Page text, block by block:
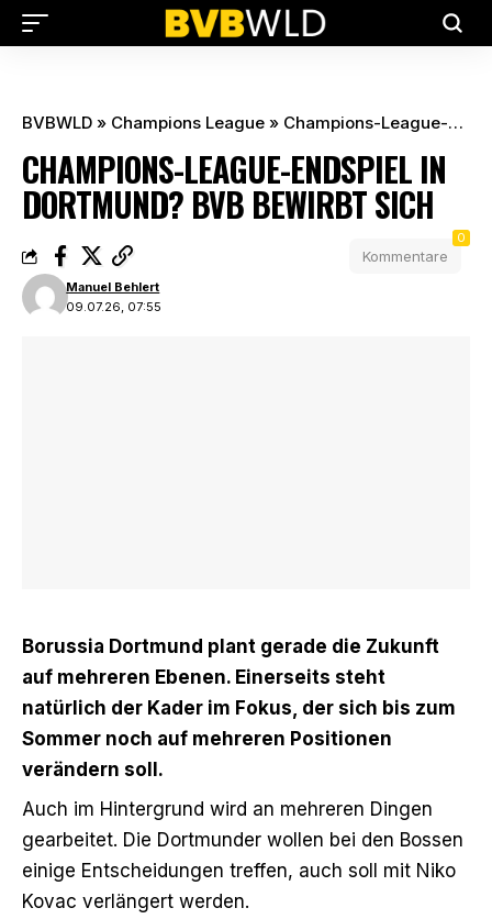
BVBWLD » Champions League » Champions-League-Endspiel in Dortmund? BVB bewirbt sich
CHAMPIONS-LEAGUE-ENDSPIEL IN
DORTMUND? BVB BEWIRBT SICH
09.07.26, 07:55
Manuel Behlert
Kommentare
0
Borussia Dortmund plant gerade die Zukunft
auf mehreren Ebenen. Einerseits steht
natürlich der Kader im Fokus, der sich bis zum
Sommer noch auf mehreren Positionen
verändern soll.
Auch im Hintergrund wird an mehreren Dingen
gearbeitet. Die Dortmunder wollen bei den Bossen
einige Entscheidungen treffen, auch soll mit Niko
Kovac verlängert werden.